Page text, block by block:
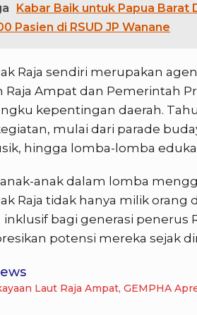
Kabar Baik untuk Papua Barat
Pasien di RSUD JP Wanane
Raja sendiri merupakan
Raja Ampat dan Pemerintah
kepentingan daerah.
mulai dari parade
hingga lomba-lomba
anak dalam lomba
Raja tidak hanya milik orang
inklusif bagi generasi penerus
potensi mereka sejak
Laut Raja Ampat, GEMPHA